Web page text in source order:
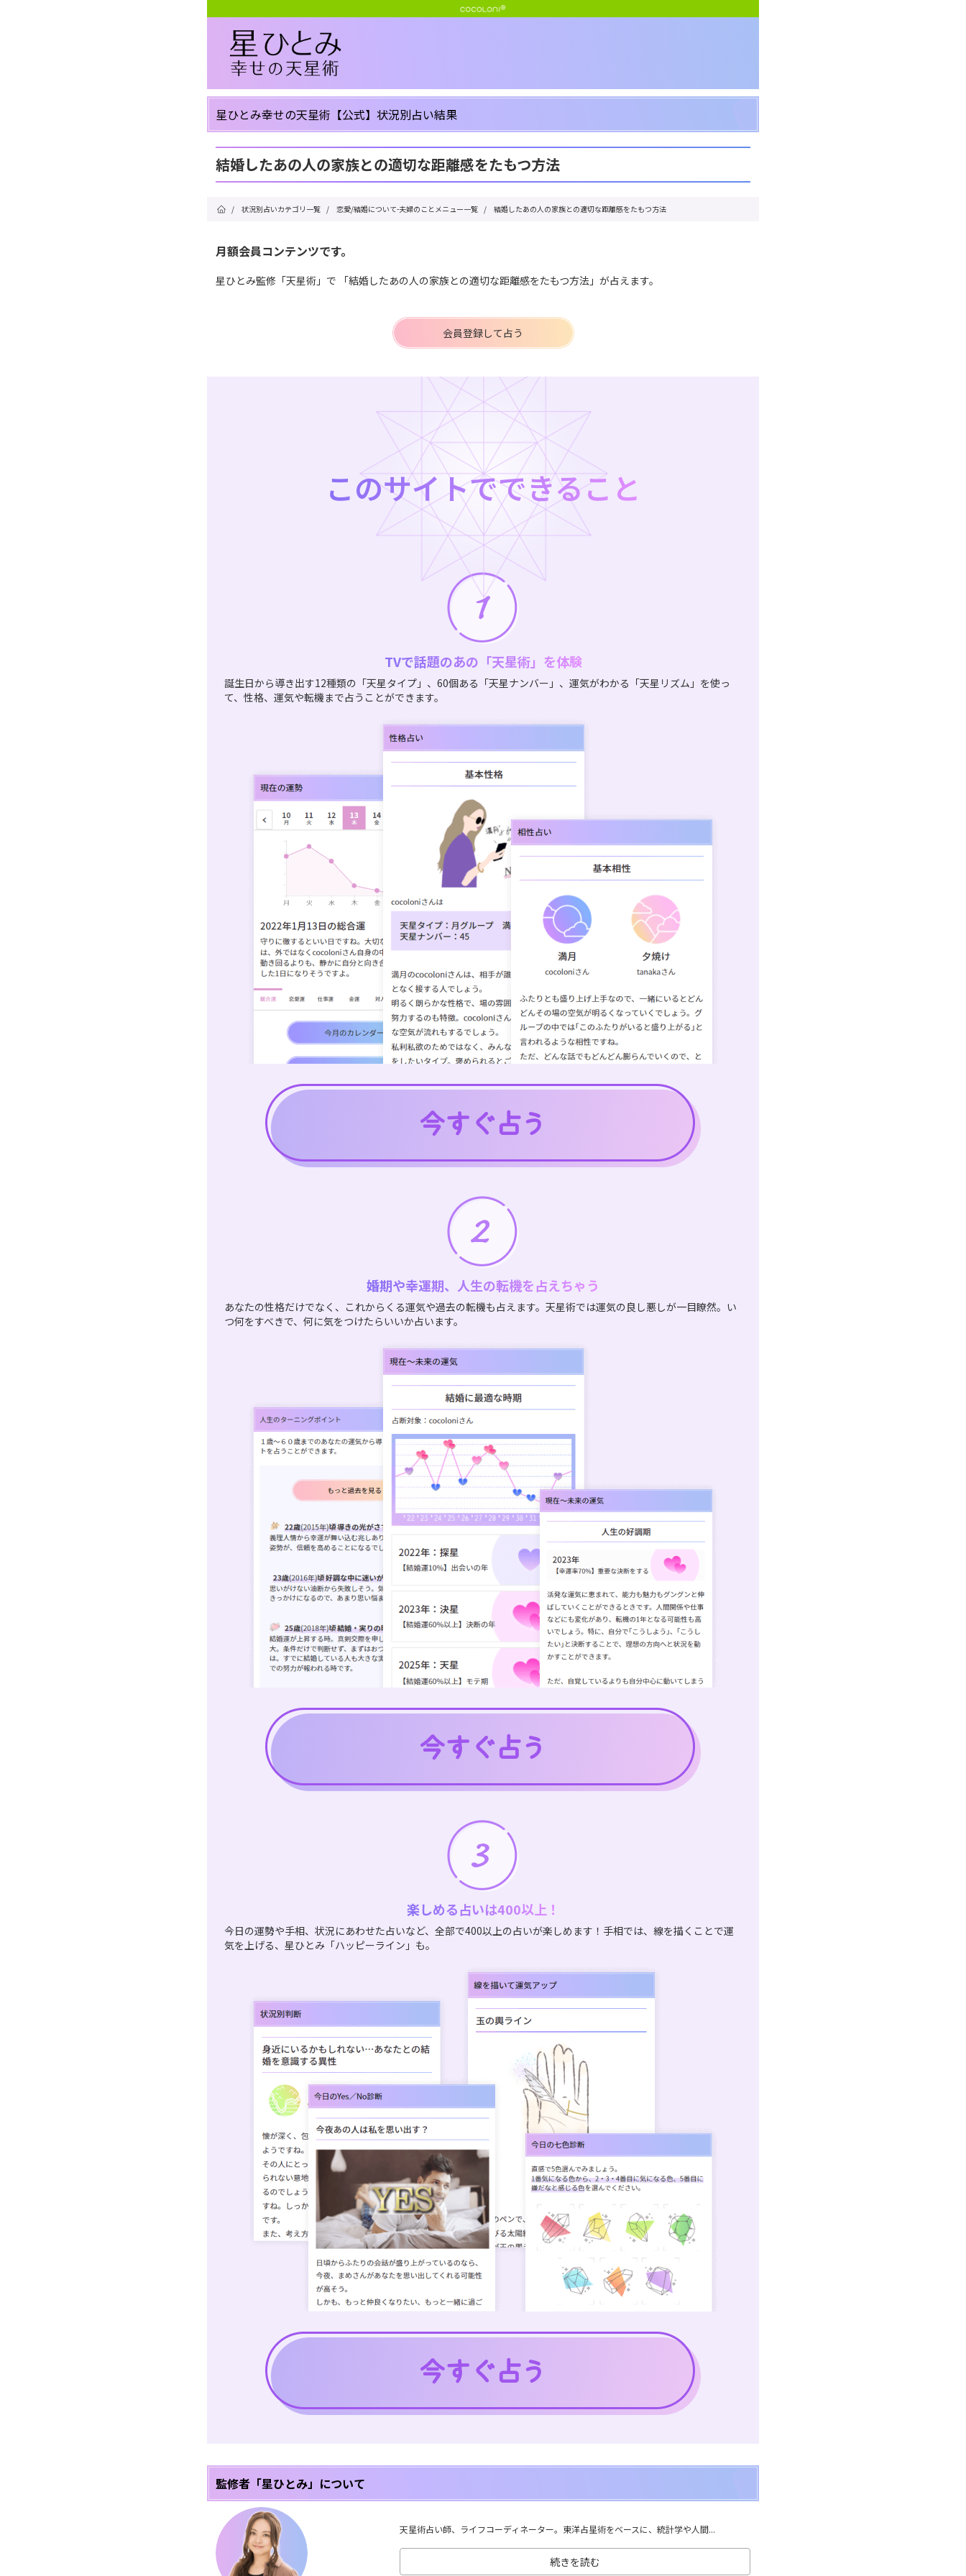
星ひとみ幸せの天星術【公式】状況別占い結果
結婚したあの人の家族との適切な距離感をたもつ方法
/ 状況別占いカテゴリ一覧 / 恋愛/結婚について-夫婦のことメニュー一覧 / 結婚したあの人の家族との適切な距離感をたもつ方法
月額会員コンテンツです。
星ひとみ監修「天星術」で 「結婚したあの人の家族との適切な距離感をたもつ方法」が占えます。
会員登録して占う
このサイトでできること
TVで話題のあの「天星術」を体験
誕生日から導き出す12種類の「天星タイプ」、60個ある「天星ナンバー」、運気がわかる「天星リズム」を使っ
て、性格、運気や転機まで占うことができます。
婚期や幸運期、人生の転機を占えちゃう
あなたの性格だけでなく、これからくる運気や過去の転機も占えます。天星術では運気の良し悪しが一目瞭然。い
つ何をすべきで、何に気をつけたらいいか占います。
楽しめる占いは400以上！
今日の運勢や手相、状況にあわせた占いなど、全部で400以上の占いが楽しめます！手相では、線を描くことで運
気を上げる、星ひとみ「ハッピーライン」も。
監修者「星ひとみ」について
天星術占い師、ライフコーディネーター。東洋占星術をベースに、統計学や人間...
続きを読む